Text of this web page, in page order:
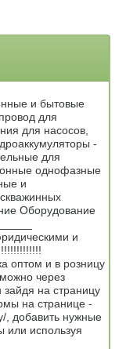
и бытовые
для
для насосов,
-
для
однофазные
и
Оборудование
и
оптом и в розницу
через
зайдя на страницу
на странице -
, добавить нужные
или используя